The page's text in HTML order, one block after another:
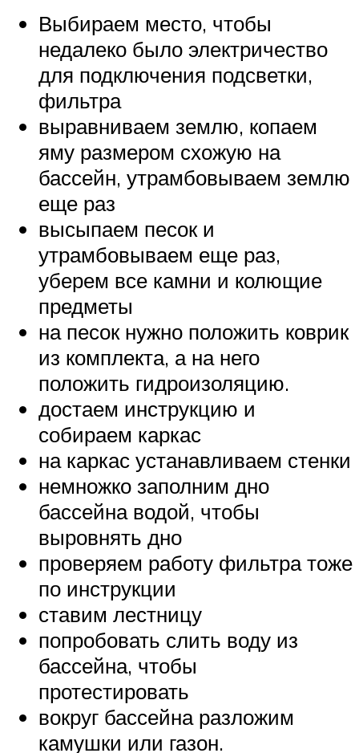
Выбираем место, чтобы
недалеко было электричество
для подключения подсветки,
фильтра
выравниваем землю, копаем
яму размером схожую на
бассейн, утрамбовываем землю
еще раз
высыпаем песок и
утрамбовываем еще раз,
уберем все камни и колющие
предметы
на песок нужно положить коврик
из комплекта, а на него
положить гидроизоляцию.
достаем инструкцию и
собираем каркас
на каркас устанавливаем стенки
немножко заполним дно
бассейна водой, чтобы
выровнять дно
проверяем работу фильтра тоже
по инструкции
ставим лестницу
попробовать слить воду из
бассейна, чтобы
протестировать
вокруг бассейна разложим
камушки или газон.